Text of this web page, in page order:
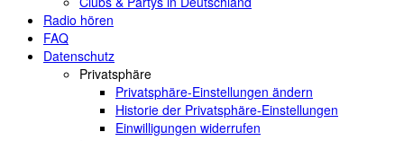
Radio hören
FAQ
Datenschutz
Privatsphäre
Privatsphäre-Einstellungen ändern
Historie der Privatsphäre-Einstellungen
Einwilligungen widerrufen